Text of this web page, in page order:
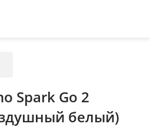
Spark Go 2
белый)